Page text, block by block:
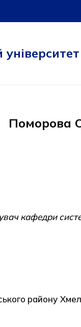
Поморова
кафедри
району